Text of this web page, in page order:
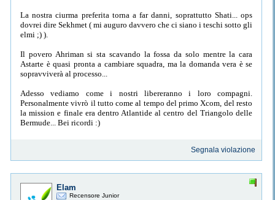
La nostra ciurma preferita torna a far danni, soprattutto Shati... ops
dovrei dire Sekhmet ( mi auguro davvero che ci siano i teschi sotto gli
elmi ;) ).
Il povero Ahriman si sta scavando la fossa da solo mentre la cara
Astarte è quasi pronta a cambiare squadra, ma la domanda vera è se
sopravviverà al processo...
Adesso vediamo come i nostri libereranno i loro compagni.
Personalmente vivrò il tutto come al tempo del primo Xcom, del resto
la mission e finale era dentro Atlantide al centro del Triangolo delle
Bermude... Bei ricordi :)
Segnala violazione
Elam
Recensore Junior